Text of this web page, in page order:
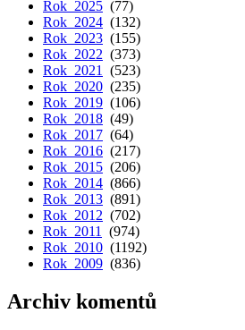
Rok 2025 (77)
Rok 2024 (132)
Rok 2023 (155)
Rok 2022 (373)
Rok 2021
(523)
Rok 2020 (235)
Rok 2019 (106)
Rok 2018 (49)
Rok 2017 (64)
Rok 2016 (217)
Rok 2015 (206)
Rok 2014 (866)
Rok 2013 (891)
Rok 2012 (702)
Rok 2011
(974)
Rok 2010 (1192)
Rok 2009 (836)
Archiv komentů